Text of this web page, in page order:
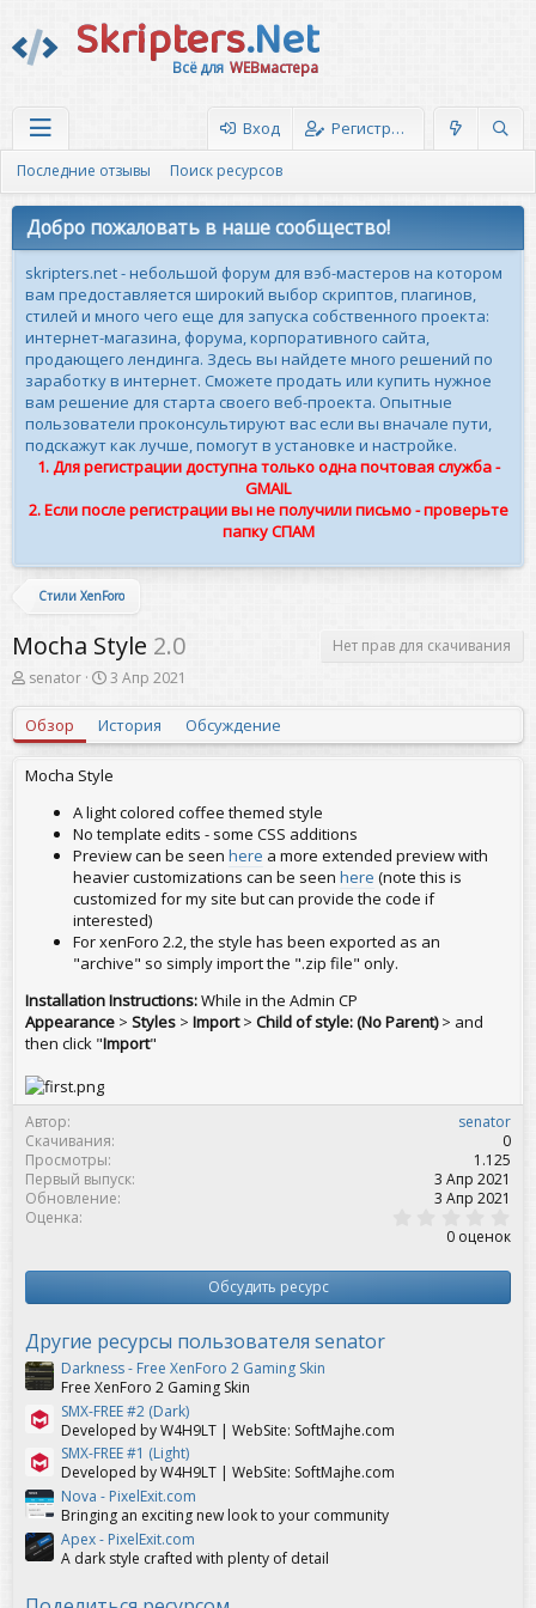
Skripters.Net
Всё для WEBмастера
Вход Регистрация
Последние отзывы Поиск ресурсов
Добро пожаловать в наше сообщество!
skripters.net - небольшой форум для вэб-мастеров на котором
вам предоставляется широкий выбор скриптов, плагинов,
стилей и много чего еще для запуска собственного проекта:
интернет-магазина, форума, корпоративного сайта,
продающего лендинга. Здесь вы найдете много решений по
заработку в интернет. Сможете продать или купить нужное
вам решение для старта своего веб-проекта. Опытные
пользователи проконсультируют вас если вы вначале пути,
подскажут как лучше, помогут в установке и настройке.
1. Для регистрации доступна только одна почтовая служба -
GMAIL
2. Если после регистрации вы не получили письмо - проверьте
папку СПАМ
Стили XenForo
Mocha Style 2.0
Нет прав для скачивания
А
о
р
senator
Д
а
с
о
д
а
н
и
я
3 Апр 2021
Обзор История Обсуждение
Mocha Style
A light colored coffee themed style
No template edits - some CSS additions
Preview can be seen here a more extended preview with
heavier customizations can be seen here (note this is
customized for my site but can provide the code if
interested)
For xenForo 2.2, the style has been exported as an
"archive" so simply import the ".zip file" only.
Installation Instructions:While in the Admin CP
Appearance > Styles > Import> Child of style: (No Parent)> and
then click "Import"
Автор
senator
Скачивания
0
Просмотры
1.125
Первый выпуск
3 Апр 2021
Обновление
3 Апр 2021
Оценка
,
0
в
0 оценок
Обсудить ресурс
Другие ресурсы пользователя senator
Darkness - Free XenForo 2 Gaming Skin
Free XenForo 2 Gaming Skin
SMX-FREE #2 (Dark)
Developed by W4H9LT | WebSite: SoftMajhe.com
SMX-FREE #1 (Light)
Developed by W4H9LT | WebSite: SoftMajhe.com
Nova - PixelExit.com
Bringing an exciting new look to your community
Apex - PixelExit.com
A dark style crafted with plenty of detail